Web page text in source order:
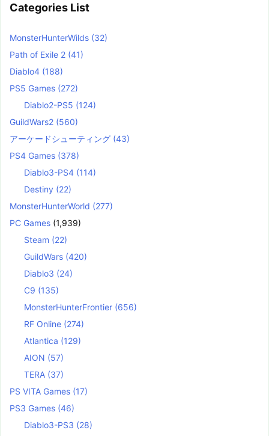
Categories List
MonsterHunterWilds (32)
Path of Exile 2 (41)
Diablo4 (188)
PS5 Games (272)
Diablo2-PS5 (124)
GuildWars2 (560)
アーケードシューティング (43)
PS4 Games (378)
Diablo3-PS4 (114)
Destiny (22)
MonsterHunterWorld (277)
PC Games (1,939)
Steam (22)
GuildWars (420)
Diablo3 (24)
C9 (135)
MonsterHunterFrontier (656)
RF Online (274)
Atlantica (129)
AION (57)
TERA (37)
PS VITA Games (17)
PS3 Games (46)
Diablo3-PS3 (28)